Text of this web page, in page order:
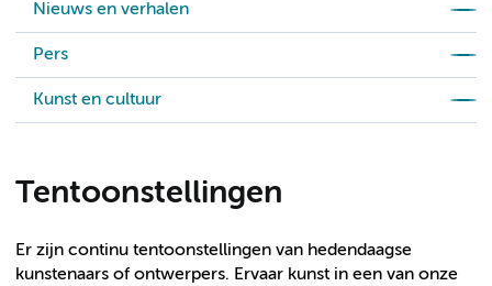
Nieuws en verhalen
Pers
Kunst en cultuur
Tentoonstellingen
Er zijn continu tentoonstellingen van hedendaagse
kunstenaars of ontwerpers. Ervaar kunst in een van onze